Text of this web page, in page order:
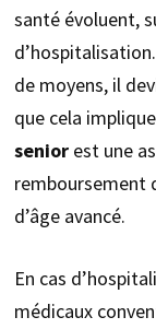
santé évoluent,
de moyens, il
que cela
seniorest une
remboursement
d’âge avancé.
En cas
médicaux